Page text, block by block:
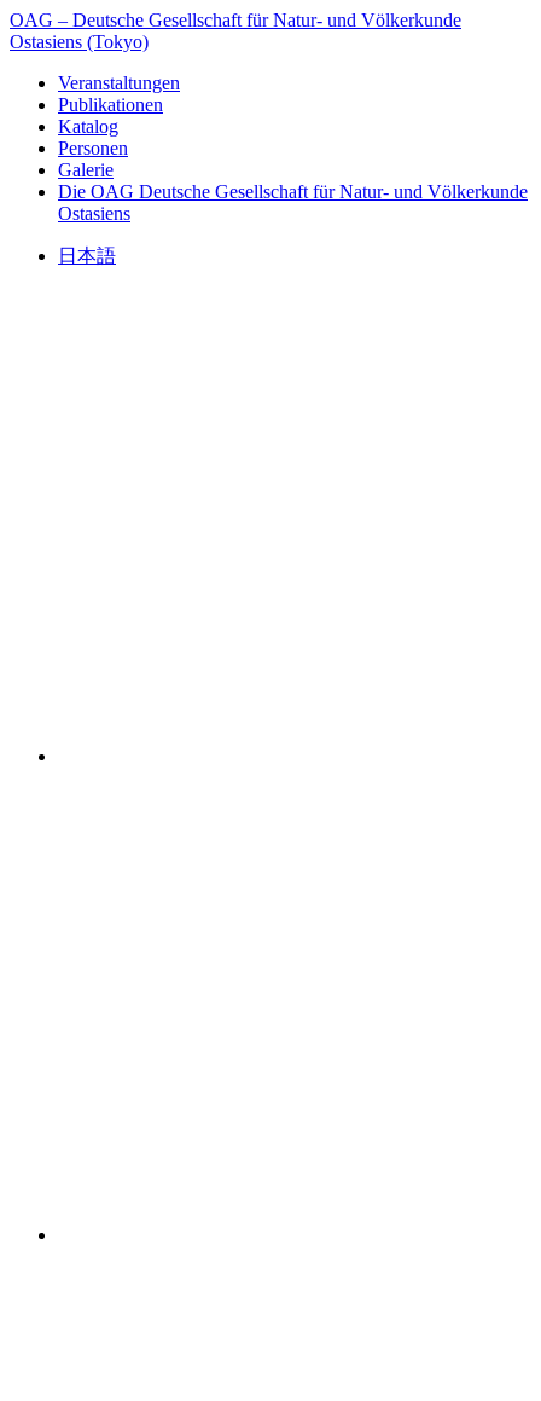
OAG – Deutsche Gesellschaft für Natur- und Völkerkunde
Ostasiens (Tokyo)
Veranstaltungen
Publikationen
Katalog
Personen
Galerie
Die OAG Deutsche Gesellschaft für Natur- und Völkerkunde
Ostasiens
日本語